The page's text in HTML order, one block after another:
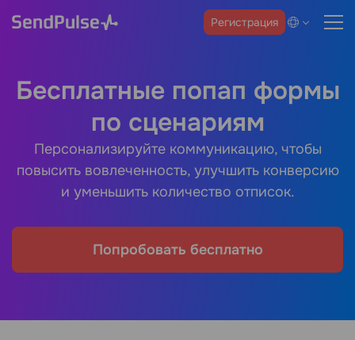
Регистрация
Бесплатные попап формы
по сценариям
Персонализируйте коммуникацию, чтобы
повысить вовлеченность, улучшить конверсию
и уменьшить количество отписок.
Попробовать бесплатно